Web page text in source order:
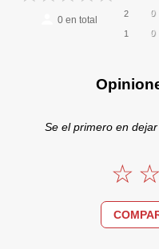
0en total
2 0
1 0
Se el primero en